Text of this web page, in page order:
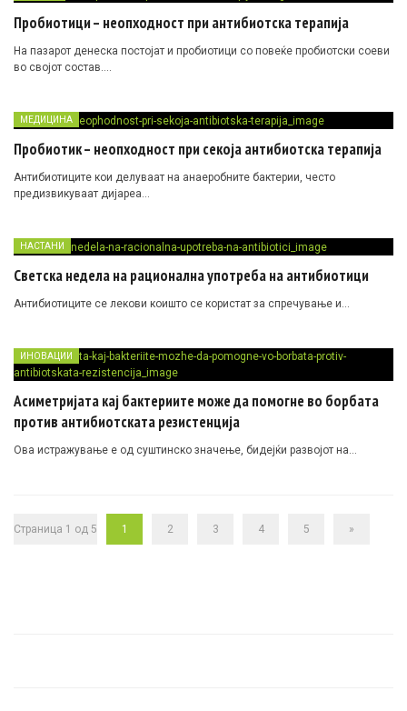
Пробиотици – неопходност при антибиотска терапија
На пазарот денеска постојат и пробиотици со повеќе пробиотски соеви
во својот состав….
МЕДИЦИНА
Пробиотик – неопходност при секоја антибиотска терапија
Антибиотиците кои делуваат на анаеробните бактерии, често
предизвикуваат дијареа…
НАСТАНИ
Светска недела на рационална употреба на антибиотици
Антибиотиците се лекови коишто се користат за спречување и…
ИНОВАЦИИ
Асиметријата кај бактериите може да помогне во борбата
против антибиотската резистенција
Ова истражување е од суштинско значење, бидејќи развојот на…
Страница 1 од 5 1 2 3 4 5 »